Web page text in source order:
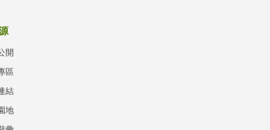
開
區
結
地